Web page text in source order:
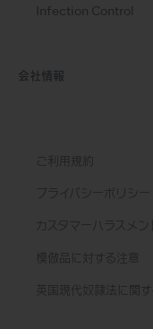
Infection Control
会社情報
ご利用規約
プライバシーポリシー
カスタマーハラスメン
模倣品に対する注意
英国現代奴隷法に関す